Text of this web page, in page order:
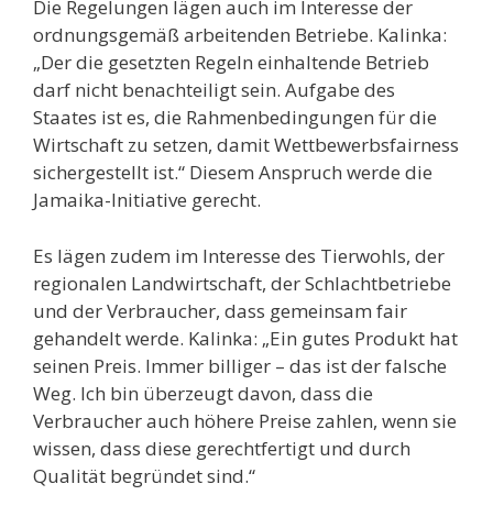
Die Regelungen lägen auch im Interesse der
ordnungsgemäß arbeitenden Betriebe. Kalinka:
„Der die gesetzten Regeln einhaltende Betrieb
darf nicht benachteiligt sein. Aufgabe des
Staates ist es, die Rahmenbedingungen für die
Wirtschaft zu setzen, damit Wettbewerbsfairness
sichergestellt ist.“ Diesem Anspruch werde die
Jamaika-Initiative gerecht.
Es lägen zudem im Interesse des Tierwohls, der
regionalen Landwirtschaft, der Schlachtbetriebe
und der Verbraucher, dass gemeinsam fair
gehandelt werde. Kalinka: „Ein gutes Produkt hat
seinen Preis. Immer billiger – das ist der falsche
Weg. Ich bin überzeugt davon, dass die
Verbraucher auch höhere Preise zahlen, wenn sie
wissen, dass diese gerechtfertigt und durch
Qualität begründet sind.“